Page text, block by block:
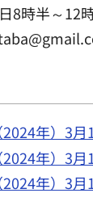
8時半～12
年）3
年）3
年）3